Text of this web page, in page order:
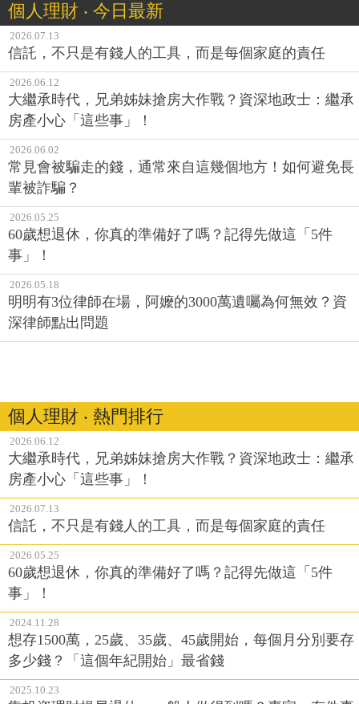
個人理財 ‧ 今日最新
2026.07.13
信託，不只是有錢人的工具，而是每個家庭的責任
2026.06.12
大繼承時代，兄弟姊妹搶房大作戰？資深地政士：繼承
房產小心「這些事」！
2026.06.02
常見會被騙走的錢，通常來自這幾個地方！如何避免長
輩被詐騙？
2026.05.25
60歲想退休，你真的準備好了嗎？記得先做這「5件
事」！
2026.05.18
明明有3位律師在場，阿嬤的3000萬遺囑為何無效？資
深律師點出問題
個人理財 ‧ 熱門排行
2026.06.12
大繼承時代，兄弟姊妹搶房大作戰？資深地政士：繼承
房產小心「這些事」！
2026.07.13
信託，不只是有錢人的工具，而是每個家庭的責任
2026.05.25
60歲想退休，你真的準備好了嗎？記得先做這「5件
事」！
2024.11.28
想存1500萬，25歲、35歲、45歲開始，每個月分別要存
多少錢？「這個年紀開始」最省錢
2025.10.23